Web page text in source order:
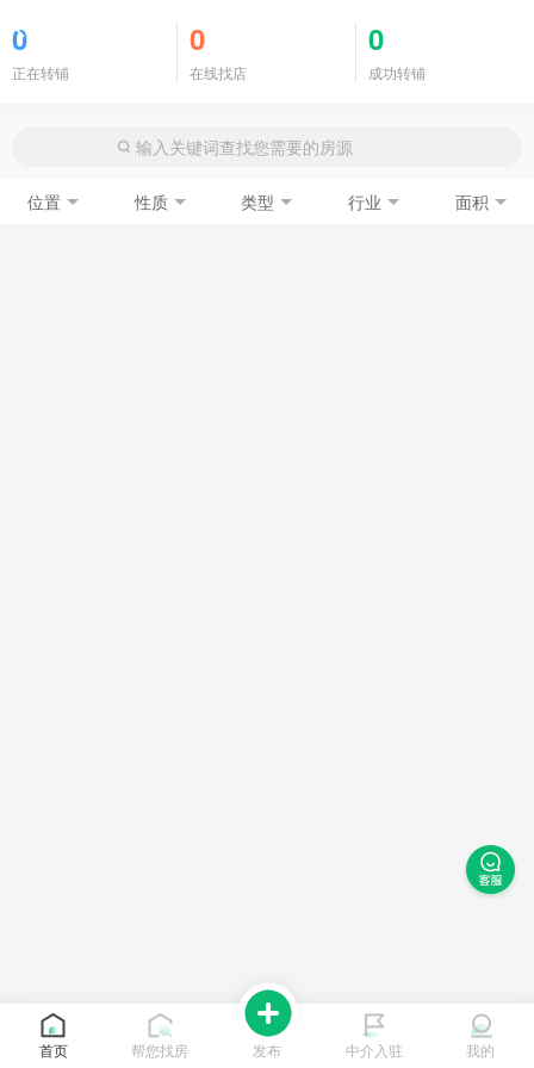
0
正在转铺
0
在线找店
0
成功转铺
位置 性质 类型 行业 面积
首页 帮您找房 发布 中介入驻 我的